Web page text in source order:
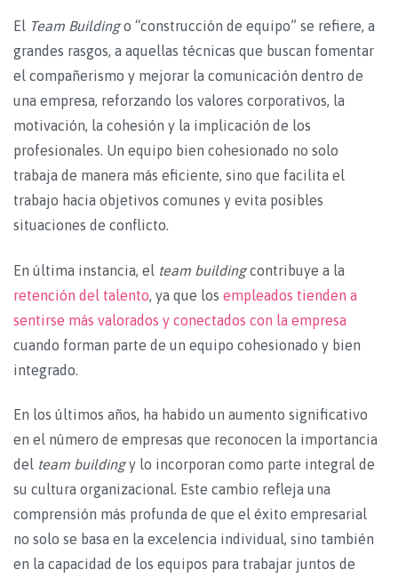
El Team Buildingo “construcción de equipo” se refiere, a
grandes rasgos, a aquellas técnicas que buscan fomentar
el compañerismo y mejorar la comunicación dentro de
una empresa, reforzando los valores corporativos, la
motivación, la cohesión y la implicación de los
profesionales. Un equipo bien cohesionado no solo
trabaja de manera más eficiente, sino que facilita el
trabajo hacia objetivos comunes y evita posibles
situaciones de conflicto.
En última instancia, el team buildingcontribuye a la
retención del talento, ya que los empleados tienden a
sentirse más valorados y conectados con la empresa
cuando forman parte de un equipo cohesionado y bien
integrado.
En los últimos años, ha habido un aumento significativo
en el número de empresas que reconocen la importancia
del team buildingy lo incorporan como parte integral de
su cultura organizacional. Este cambio refleja una
comprensión más profunda de que el éxito empresarial
no solo se basa en la excelencia individual, sino también
en la capacidad de los equipos para trabajar juntos de